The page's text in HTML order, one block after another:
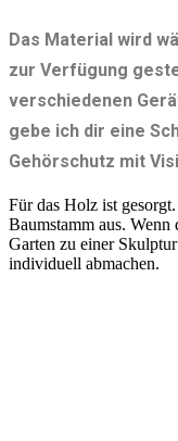
Das Material wird
zur Verfügung
verschiedenen
gebe ich dir eine
Gehörschutz mit
Für das Holz ist
Baumstamm aus.
Garten zu einer
individuell abmachen.